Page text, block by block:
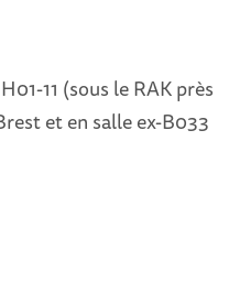
11 (sous le RAK près
et en salle ex-B033